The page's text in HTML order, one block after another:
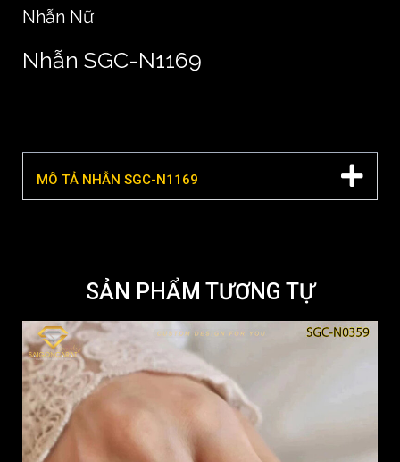
Nhẫn Nữ
Nhẫn SGC-N1169
MÔ TẢ NHẪN SGC-N1169
SẢN PHẨM TƯƠNG TỰ